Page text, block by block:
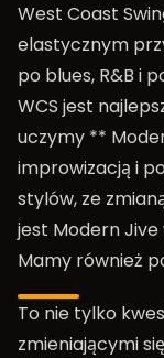
West Coast
elastycznym
po blues, R&B i
WCS jest
uczymy **
improwizacją i
stylów, ze
jest Modern Jive
Mamy również
To nie tylko
zmieniającymi